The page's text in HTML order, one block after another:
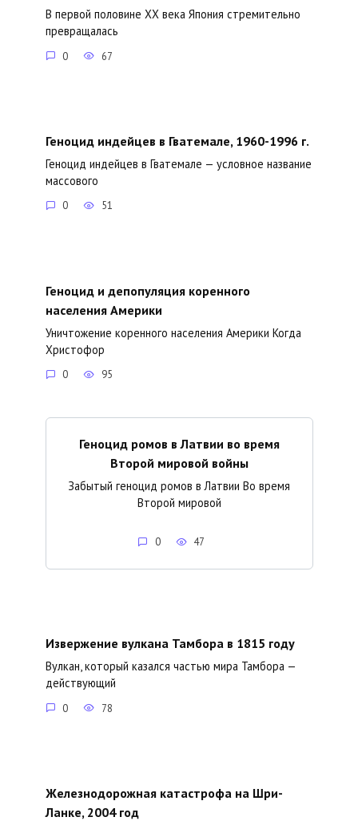
В первой половине XX века Япония стремительно
превращалась
0 67
Геноцид индейцев в Гватемале, 1960-1996 г.
Геноцид индейцев в Гватемале — условное название
массового
0 51
Геноцид и депопуляция коренного
населения Америки
Уничтожение коренного населения Америки Когда
Христофор
0 95
Геноцид ромов в Латвии во время
Второй мировой войны
Забытый геноцид ромов в Латвии Во время
Второй мировой
0 47
Извержение вулкана Тамбора в 1815 году
Вулкан, который казался частью мира Тамбора —
действующий
0 78
Железнодорожная катастрофа на Шри-
Ланке, 2004 год